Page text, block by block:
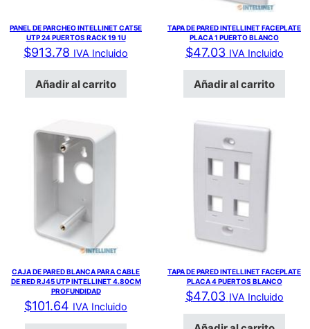
PANEL DE PARCHEO INTELLINET CAT5E
UTP 24 PUERTOS RACK 19 1U
$913.78 IVA Incluido
Añadir al carrito
TAPA DE PARED INTELLINET FACEPLATE
PLACA 1 PUERTO BLANCO
$47.03 IVA Incluido
Añadir al carrito
CAJA DE PARED BLANCA PARA CABLE
DE RED RJ45 UTP INTELLINET 4.80CM
PROFUNDIDAD
$101.64 IVA Incluido
TAPA DE PARED INTELLINET FACEPLATE
PLACA 4 PUERTOS BLANCO
$47.03 IVA Incluido